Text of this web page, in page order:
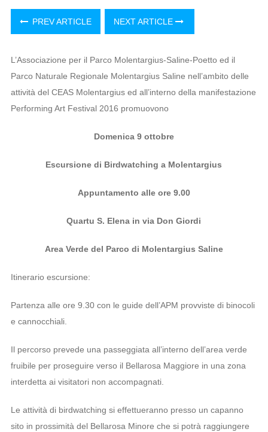
PREV ARTICLE NEXT ARTICLE
L’Associazione per il Parco Molentargius-Saline-Poetto ed il
Parco Naturale Regionale Molentargius Saline nell’ambito delle
attività del CEAS Molentargius ed all’interno della manifestazione
Performing Art Festival 2016 promuovono
Domenica 9 ottobre
Escursione di Birdwatching a Molentargius
Appuntamento alle ore 9.00
Quartu S. Elena in via Don Giordi
Area Verde del Parco di Molentargius Saline
Itinerario escursione:
Partenza alle ore 9.30 con le guide dell’APM provviste di binocoli
e cannocchiali.
Il percorso prevede una passeggiata all’interno dell’area verde
fruibile per proseguire verso il Bellarosa Maggiore in una zona
interdetta ai visitatori non accompagnati.
Le attività di birdwatching si effettueranno presso un capanno
sito in prossimità del Bellarosa Minore che si potrà raggiungere